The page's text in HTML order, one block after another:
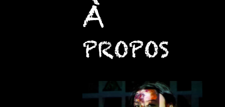
À
propos